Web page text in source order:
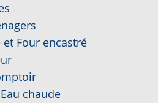
et Four encastré
chaude